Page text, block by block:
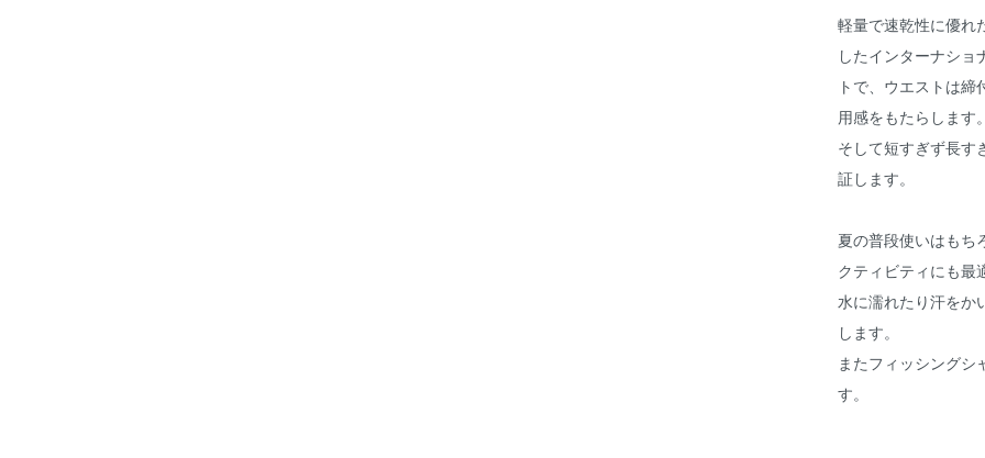
軽量で速乾性に優れ
したインターナショ
トで、ウエストは
用感をもたらします。
そして短すぎず長す
証します。
夏の普段使いはもち
クティビティにも最
水に濡れたり汗をか
します。
またフィッシング
す。